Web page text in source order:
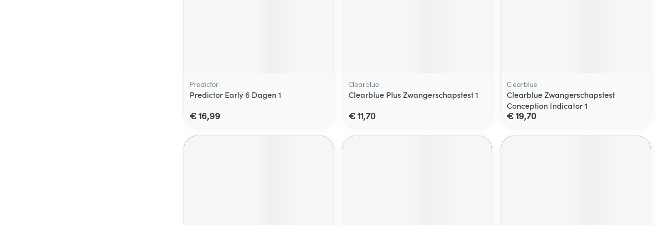
Predictor
Predictor Early 6 Dagen 1
€ 16,99
Clearblue
Clearblue Plus Zwangerschapstest 1
€ 11,70
Clearblue
Clearblue Zwangerschapstest
Conception Indicator 1
€ 19,70